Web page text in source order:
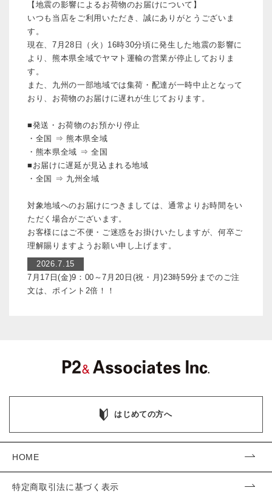
【地震の影響によるお荷物のお届けについて】
いつも当店をご利用いただき、誠にありがとうございま
す。
現在、7月28日（火）16時30分頃に発生した地震の影響に
より、熊本県全域でヤマト運輸の営業が停止しておりま
す。
また、九州の一部地域では集荷・配達が一時中止となって
おり、お荷物のお届けに遅れが生じております。
■発送・お荷物のお預かり停止
・全国 ⇒ 熊本県全域
・熊本県全域 ⇒ 全国
■お届けに遅延が見込まれる地域
・全国 ⇒ 九州全域
対象地域へのお届けにつきましては、通常よりお時間をい
ただく場合がございます。
お客様にはご不便・ご迷惑をお掛けいたしますが、何卒ご
理解賜りますようお願い申し上げます。
2026.7.15
7月17日(金)9：00～7月20日(祝・月)23時59分までのご注
文は、ポイント2倍！！
はじめての方へ
HOME
特定商取引法に基づく表示